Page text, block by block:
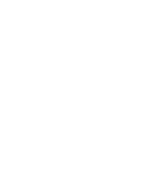
zurückzuerstatten.
in den Informationen, die
muss der Antrag bis
Schülerinnen mit, die sich